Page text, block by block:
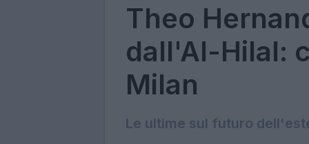
Theo
dall'Al-Hilal:
Milan
Le ultime sul futuro